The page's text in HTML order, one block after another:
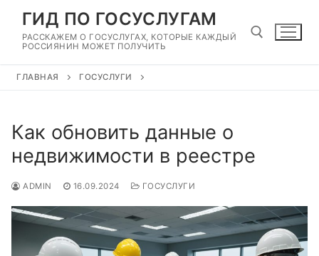
Перейти
содержимому
ГИД ПО ГОСУСЛУГАМ
РАССКАЖЕМ О ГОСУСЛУГАХ, КОТОРЫЕ КАЖДЫЙ
РОССИЯНИН МОЖЕТ ПОЛУЧИТЬ
ГЛАВНАЯ ГОСУСЛУГИ
Как обновить данные о
недвижимости в реестре
ADMIN 16.09.2024 ГОСУСЛУГИ